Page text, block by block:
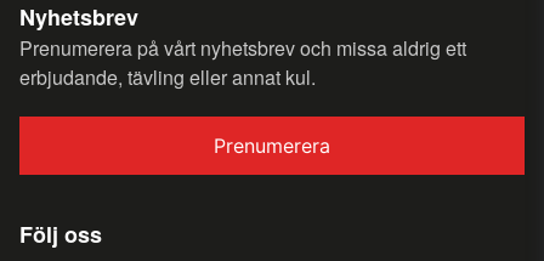
Nyhetsbrev
Prenumerera på vårt nyhetsbrev och missa aldrig ett
erbjudande, tävling eller annat kul.
Prenumerera
Följ oss